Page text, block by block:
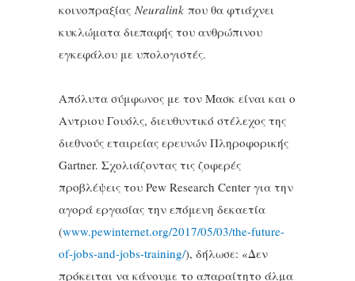
κοινοπραξίας Neuralink που θα φτιάχνει
κυκλώματα διεπαφής του ανθρώπινου
εγκεφάλου με υπολογιστές.
Απόλυτα σύμφωνος με τον Μασκ είναι και ο
Αντριου Γουόλς, διευθυντικό στέλεχος της
διεθνούς εταιρείας ερευνών Πληροφορικής
Gartner. Σχολιάζοντας τις ζοφερές
προβλέψεις του Pew Research Center για την
αγορά εργασίας την επόμενη δεκαετία
(www.pewinternet.org/2017/05/03/the-future-
of-jobs-and-jobs-training/), δήλωσε: «Δεν
πρόκειται να κάνουμε το απαραίτητο άλμα